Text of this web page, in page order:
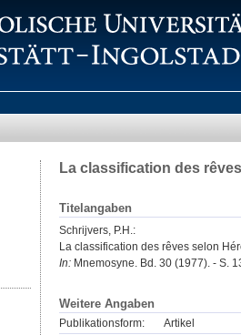
La classification des
Titelangaben
Schrijvers, P.H.:
La classification des rêves selon
In: Mnemosyne. Bd. 30 (1977). - S.
Weitere Angaben
Publikationsform:
Artikel